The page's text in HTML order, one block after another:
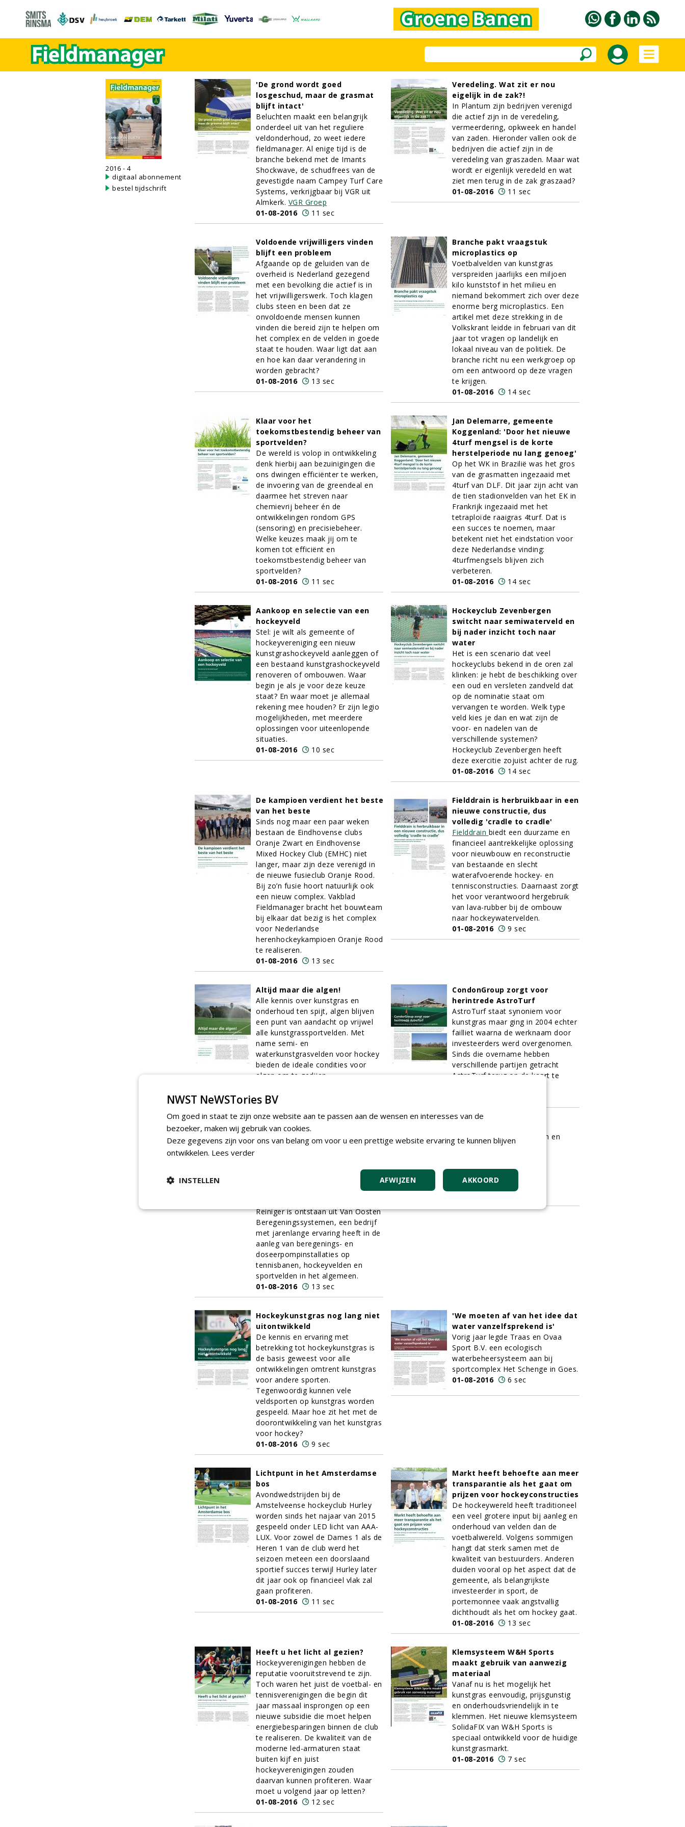
2016 - 4
digitaal abonnement
bestel tijdschrift
'De grond wordt goed
losgeschud, maar de grasmat
blijft intact'
Beluchten maakt een belangrijk
onderdeel uit van het reguliere
veldonderhoud, zo weet iedere
fieldmanager. Al enige tijd is de
branche bekend met de Imants
Shockwave, de schudfrees van de
gevestigde naam Campey Turf Care
Systems, verkrijgbaar bij VGR uit
Almkerk. VGR Groep
01-08-2016
11 sec
Veredeling. Wat zit er nou
eigelijk in de zak?!
In Plantum zijn bedrijven verenigd
die actief zijn in de veredeling,
vermeerdering, opkweek en handel
van zaden. Hieronder vallen ook de
bedrijven die actief zijn in de
veredeling van graszaden. Maar wat
wordt er eigenlijk veredeld en wat
ziet men terug in de zak graszaad?
01-08-2016
11 sec
Voldoende vrijwilligers vinden
blijft een probleem
Afgaande op de geluiden van de
overheid is Nederland gezegend
met een bevolking die actief is in
het vrijwilligerswerk. Toch klagen
clubs steen en been dat ze
onvoldoende mensen kunnen
vinden die bereid zijn te helpen om
het complex en de velden in goede
staat te houden. Waar ligt dat aan
en hoe kan daar verandering in
worden gebracht?
01-08-2016
13 sec
Branche pakt vraagstuk
microplastics op
Voetbalvelden van kunstgras
verspreiden jaarlijks een miljoen
kilo kunststof in het milieu en
niemand bekommert zich over deze
enorme berg microplastics. Een
artikel met deze strekking in de
Volkskrant leidde in februari van dit
jaar tot vragen op landelijk en
lokaal niveau van de politiek. De
branche richt nu een werkgroep op
om een antwoord op deze vragen
te krijgen.
01-08-2016
14 sec
Klaar voor het
toekomstbestendig beheer van
sportvelden?
De wereld is volop in ontwikkeling
denk hierbij aan bezuinigingen die
ons dwingen efficiënter te werken,
de invoering van de greendeal en
daarmee het streven naar
chemievrij beheer én de
ontwikkelingen rondom GPS
(sensoring) en precisiebeheer.
Welke keuzes maak jij om te
komen tot efficiënt en
toekomstbestendig beheer van
sportvelden?
01-08-2016
11 sec
Jan Delemarre, gemeente
Koggenland: 'Door het nieuwe
4turf mengsel is de korte
herstelperiode nu lang genoeg'
Op het WK in Brazilië was het gros
van de grasmatten ingezaaid met
4turf van DLF. Dit jaar zijn acht van
de tien stadionvelden van het EK in
Frankrijk ingezaaid met het
tetraploïde raaigras 4turf. Dat is
een succes te noemen, maar
betekent niet het eindstation voor
deze Nederlandse vinding:
4turfmengsels blijven zich
verbeteren.
01-08-2016
14 sec
Aankoop en selectie van een
hockeyveld
Stel: je wilt als gemeente of
hockeyvereniging een nieuw
kunstgrashockeyveld aanleggen of
een bestaand kunstgrashockeyveld
renoveren of ombouwen. Waar
begin je als je voor deze keuze
staat? En waar moet je allemaal
rekening mee houden? Er zijn legio
mogelijkheden, met meerdere
oplossingen voor uiteenlopende
situaties.
01-08-2016
10 sec
Hockeyclub Zevenbergen
switcht naar semiwaterveld en
bij nader inzicht toch naar
water
Het is een scenario dat veel
hockeyclubs bekend in de oren zal
klinken: je hebt de beschikking over
een oud en versleten zandveld dat
op de nominatie staat om
vervangen te worden. Welk type
veld kies je dan en wat zijn de
voor- en nadelen van de
verschillende systemen?
Hockeyclub Zevenbergen heeft
deze exercitie zojuist achter de rug.
01-08-2016
14 sec
De kampioen verdient het beste
van het beste
Sinds nog maar een paar weken
bestaan de Eindhovense clubs
Oranje Zwart en Eindhovense
Mixed Hockey Club (EMHC) niet
langer, maar zijn deze verenigd in
de nieuwe fusieclub Oranje Rood.
Bij zo’n fusie hoort natuurlijk ook
een nieuw complex. Vakblad
Fieldmanager bracht het bouwteam
bij elkaar dat bezig is het complex
voor Nederlandse
herenhockeykampioen Oranje Rood
te realiseren.
01-08-2016
13 sec
Fielddrain is herbruikbaar in een
nieuwe constructie, dus
volledig 'cradle to cradle'
Fielddrain biedt een duurzame en
financieel aantrekkelijke oplossing
voor nieuwbouw en reconstructie
van bestaande en slecht
waterafvoerende hockey- en
tennisconstructies. Daarnaast zorgt
het voor verantwoord hergebruik
van lava-rubber bij de ombouw
naar hockeywatervelden.
01-08-2016
9 sec
Altijd maar die algen!
Alle kennis over kunstgras en
onderhoud ten spijt, algen blijven
een punt van aandacht op vrijwel
alle kunstgrassportvelden. Met
name semi- en
waterkunstgrasvelden voor hockey
bieden de ideale condities voor
algen om te gedijen.
CondonGroup zorgt voor
herintrede AstroTurf
AstroTurf staat synoniem voor
kunstgras maar ging in 2004 echter
failliet waarna de werknaam door
investeerders werd overgenomen.
Sinds die overname hebben
verschillende partijen getracht
AstroTurf terug op de kaart te
KG Reiniger zet in op volledig
biologische bestrijding van
sinds begin dit jaar actief met het
KG Reiniger, een biologisch middel
Reiniger is ontstaan uit Van Oosten
Beregeningssystemen, een bedrijf
met jarenlange ervaring heeft in de
aanleg van beregenings- en
doseerpompinstallaties op
tennisbanen, hockeyvelden en
sportvelden in het algemeen.
01-08-2016
13 sec
Wees nuchter en realistisch en
bedenk waar uw club staat
Hockeykunstgras nog lang niet
uitontwikkeld
De kennis en ervaring met
betrekking tot hockeykunstgras is
de basis geweest voor alle
ontwikkelingen omtrent kunstgras
voor andere sporten.
Tegenwoordig kunnen vele
veldsporten op kunstgras worden
gespeeld. Maar hoe zit het met de
doorontwikkeling van het kunstgras
voor hockey?
01-08-2016
9 sec
'We moeten af van het idee dat
water vanzelfsprekend is'
Vorig jaar legde Traas en Ovaa
Sport B.V. een ecologisch
waterbeheersysteem aan bij
sportcomplex Het Schenge in Goes.
01-08-2016
6 sec
Lichtpunt in het Amsterdamse
bos
Avondwedstrijden bij de
Amstelveense hockeyclub Hurley
worden sinds het najaar van 2015
gespeeld onder LED licht van AAA-
LUX. Voor zowel de Dames 1 als de
Heren 1 van de club werd het
seizoen meteen een doorslaand
sportief succes terwijl Hurley later
dit jaar ook op financieel vlak zal
gaan profiteren.
01-08-2016
11 sec
Markt heeft behoefte aan meer
transparantie als het gaat om
prijzen voor hockeyconstructies
De hockeywereld heeft traditioneel
een veel grotere input bij aanleg en
onderhoud van velden dan de
voetbalwereld. Volgens sommigen
hangt dat sterk samen met de
kwaliteit van bestuurders. Anderen
duiden vooral op het aspect dat de
gemeente, als belangrijkste
investeerder in sport, de
portemonnee vaak angstvallig
dichthoudt als het om hockey gaat.
01-08-2016
13 sec
Heeft u het licht al gezien?
Hockeyverenigingen hebben de
reputatie vooruitstrevend te zijn.
Toch waren het juist de voetbal- en
tennisverenigingen die begin dit
jaar massaal insprongen op een
nieuwe subsidie die moet helpen
energiebesparingen binnen de club
te realiseren. De kwaliteit van de
moderne led-armaturen staat
buiten kijf en juist
hockeyverenigingen zouden
daarvan kunnen profiteren. Waar
moet u volgend jaar op letten?
01-08-2016
12 sec
Klemsysteem W&H Sports
maakt gebruik van aanwezig
materiaal
Vanaf nu is het mogelijk het
kunstgras eenvoudig, prijsgunstig
en onderhoudsvriendelijk in te
klemmen. Het nieuwe klemsysteem
SolidaFIX van W&H Sports is
speciaal ontwikkeld voor de huidige
kunstgrasmarkt.
01-08-2016
7 sec
NWST NeWSTories BV
Om goed in staat te zijn onze website aan te passen aan de wensen en interesses van de
bezoeker, maken wij gebruik van cookies.
Deze gegevens zijn voor ons van belang om voor u een prettige website ervaring te kunnen blijven
ontwikkelen. Lees verder
AKKOORD
AFWIJZEN
INSTELLEN